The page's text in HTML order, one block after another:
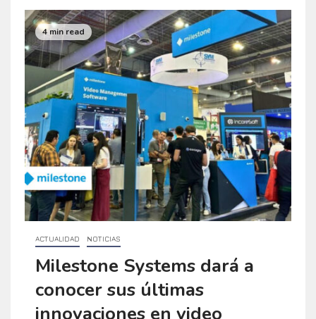
4 min read
ACTUALIDAD NOTICIAS
Milestone Systems dará a
conocer sus últimas
innovaciones en video